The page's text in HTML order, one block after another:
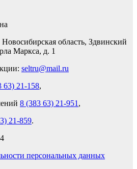
область, Здвинский
Маркса, д. 1
seltru@mail.ru
63) 21-158,
8 (383 63) 21-951 ,
21-859.
персональных данных